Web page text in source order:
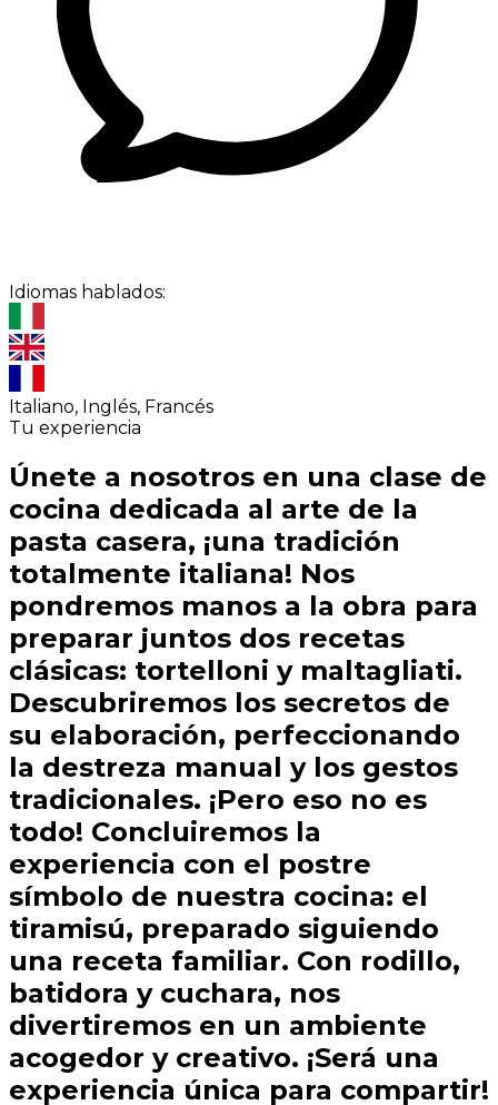
Idiomas hablados:
Italiano, Inglés, Francés
Tu experiencia
Únete a nosotros en una clase de
cocina dedicada al arte de la
pasta casera, ¡una tradición
totalmente italiana! Nos
pondremos manos a la obra para
preparar juntos dos recetas
clásicas: tortelloni y maltagliati.
Descubriremos los secretos de
su elaboración, perfeccionando
la destreza manual y los gestos
tradicionales. ¡Pero eso no es
todo! Concluiremos la
experiencia con el postre
símbolo de nuestra cocina: el
tiramisú, preparado siguiendo
una receta familiar. Con rodillo,
batidora y cuchara, nos
divertiremos en un ambiente
acogedor y creativo. ¡Será una
experiencia única para compartir!